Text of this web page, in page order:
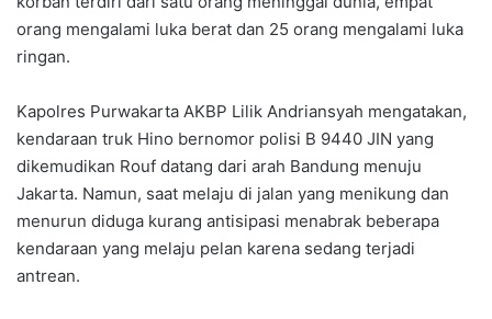
orang mengalami luka berat dan 25 orang mengalami luka
ringan.
Kapolres Purwakarta AKBP Lilik Andriansyah mengatakan,
kendaraan truk Hino bernomor polisi B 9440 JIN yang
dikemudikan Rouf datang dari arah Bandung menuju
Jakarta. Namun, saat melaju di jalan yang menikung dan
menurun diduga kurang antisipasi menabrak beberapa
kendaraan yang melaju pelan karena sedang terjadi
antrean.